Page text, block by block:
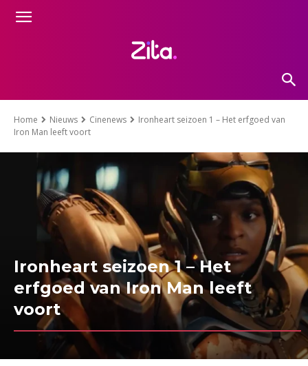
Home Nieuws Cinenews
Ironheart seizoen 1 – Het erfgoed van
Iron Man leeft voort
Ironheart seizoen 1 – Het
erfgoed van Iron Man leeft
voort